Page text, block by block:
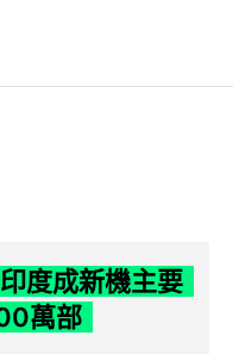
度成新機主要
萬部